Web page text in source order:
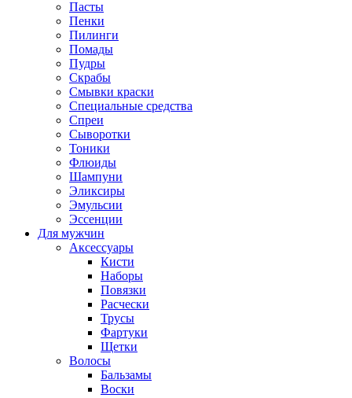
Пасты
Пенки
Пилинги
Помады
Пудры
Скрабы
Смывки краски
Специальные средства
Спреи
Сыворотки
Тоники
Флюиды
Шампуни
Эликсиры
Эмульсии
Эссенции
Для мужчин
Аксессуары
Кисти
Наборы
Повязки
Расчески
Трусы
Фартуки
Щетки
Волосы
Бальзамы
Воски